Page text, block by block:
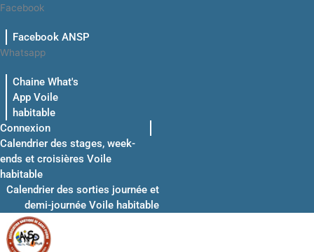
Aller
contenu
Facebook
Facebook ANSP
Whatsapp
Chaine What's
App Voile
habitable
Connexion
Calendrier des stages, week-
ends et croisières Voile
habitable
Calendrier des sorties journée et
demi-journée Voile habitable